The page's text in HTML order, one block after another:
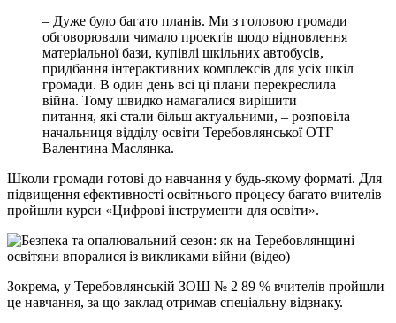
– Дуже було багато планiв. Ми з головою громади
обговорювали чимало проектiв щодо вiдновлення
матерiальної бази, купiвлi шкiльних автобусiв,
придбання iнтерактивних комплексiв для усiх шкiл
громади. В один день всi цi плани перекреслила
вiйна. Тому швидко намагалися вирiшити
питання, якi стали бiльш актуальними, – розповiла
начальниця вiддiлу освiти Теребовлянської ОТГ
Валентина Маслянка.
Школи громади готовi до навчання у будь-якому форматi. Для
пiдвищення ефективностi освiтнього процесу багато вчителiв
пройшли курси «Цифровi iнструменти для освiти».
Зокрема, у Теребовлянськiй ЗОШ № 2 89 % вчителiв пройшли
це навчання, за що заклад отримав спецiальну вiдзнаку.